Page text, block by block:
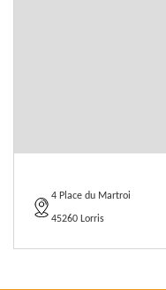
4 Place du Martroi
45260 Lorris